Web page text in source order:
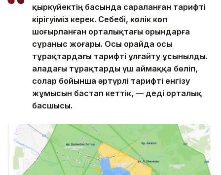
қыркүйектің басында сараланған тарифті
кірігуіміз керек. Себебі, көлік көп
шоғырланған орталықтағы орындарға
сұраныс жоғары. Осы орайда осы
тұрақтардағы тарифті ұлғайту ұсынылды.
Қаладағы тұрақтарды үш аймаққа бөліп,
солар бойынша әртүрлі тарифті енгізу
жұмысын бастап кеттік, — деді орталық
басшысы.